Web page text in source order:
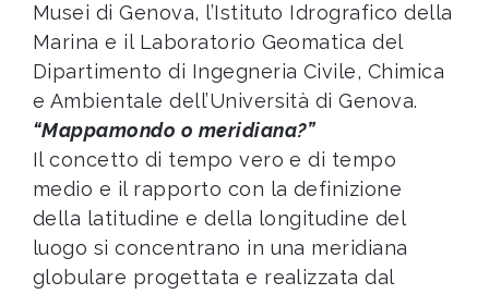
Musei di Genova, l’Istituto Idrografico della
Marina e il Laboratorio Geomatica del
Dipartimento di Ingegneria Civile, Chimica
e Ambientale dell’Università di Genova.
“Mappamondo o meridiana?”
Il concetto di tempo vero e di tempo
medio e il rapporto con la definizione
della latitudine e della longitudine del
luogo si concentrano in una meridiana
globulare progettata e realizzata dal